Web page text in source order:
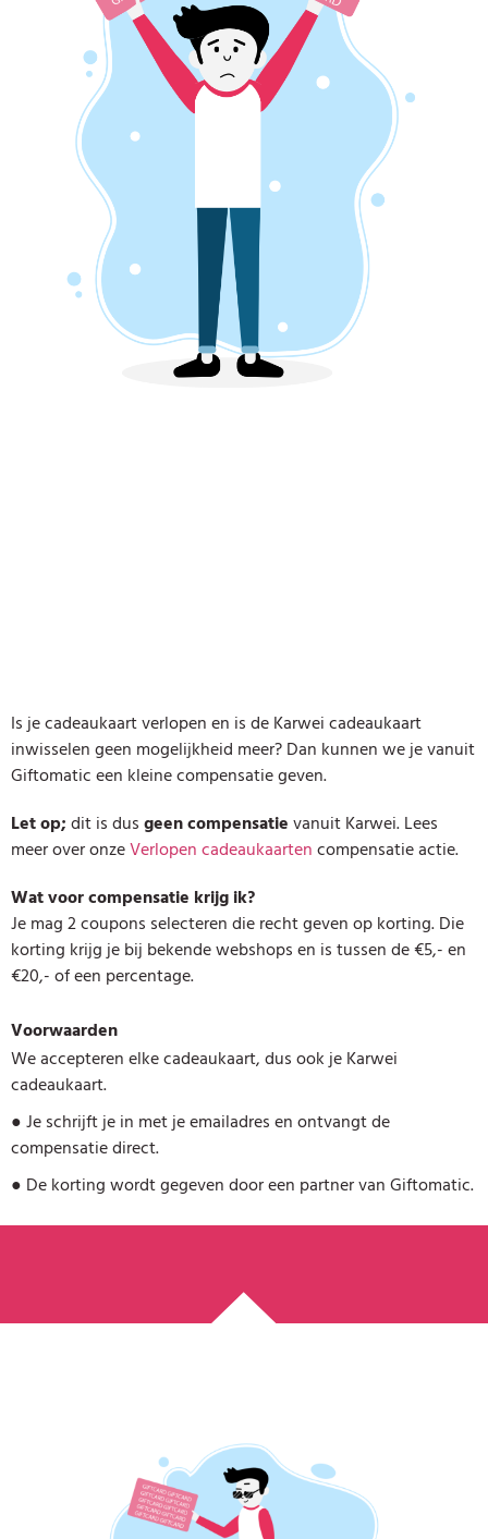
Is je cadeaukaart verlopen en is de Karwei cadeaukaart
inwisselen geen mogelijkheid meer? Dan kunnen we je vanuit
Giftomatic een kleine compensatie geven.
Let op;dit is dusgeen compensatievanuit Karwei. Lees
meer over onzeVerlopen cadeaukaartencompensatie actie.
Wat voor compensatie krijg ik?
Je mag 2 coupons selecteren die recht geven op korting. Die
korting krijg je bij bekende webshops en is tussen de €5,- en
€20,- of een percentage.
Voorwaarden
We accepteren elke cadeaukaart, dus ook je Karwei
cadeaukaart.
●Je schrijft je in met je emailadres en ontvangt de
compensatie direct.
● De korting wordt gegeven door een partner van Giftomatic.